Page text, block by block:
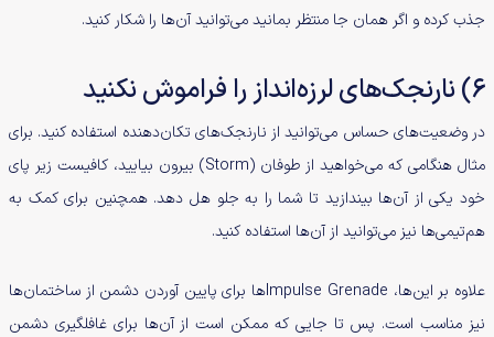
جذب کرده و اگر همان جا منتظر بمانید می‌توانید آن‌ها را شکار کنید.
۶) نارنجک‌های لرزه‌انداز را فراموش نکنید
در وضعیت‌های حساس می‌توانید از نارنجک‌های تکان‌دهنده استفاده کنید. برای
مثال هنگامی که می‌خواهید از طوفان (Storm) بیرون بیایید، کافیست زیر پای
خود یکی از آن‌ها بیندازید تا شما را به جلو هل دهد. همچنین برای کمک به
هم‌تیمی‌ها نیز می‌توانید از آن‌ها استفاده کنید.
علاوه بر این‌ها، Impulse Grenadeها برای پایین آوردن دشمن از ساختمان‌ها
نیز مناسب است. پس تا جایی که ممکن است از آن‌ها برای غافلگیری دشمن